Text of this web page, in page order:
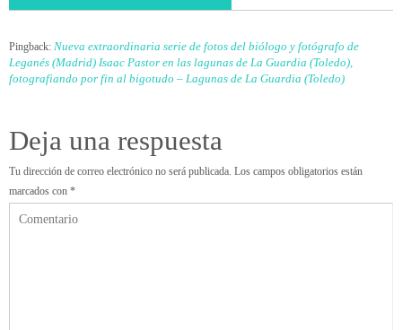
Pingback: Nueva extraordinaria serie de fotos del biólogo y fotógrafo de
Leganés (Madrid) Isaac Pastor en las lagunas de La Guardia (Toledo),
fotografiando por fin al bigotudo – Lagunas de La Guardia (Toledo)
Deja una respuesta
Tu dirección de correo electrónico no será publicada. Los campos obligatorios están
marcados con *